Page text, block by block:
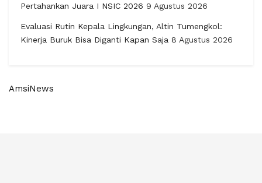
Pertahankan Juara I NSIC 2026 9 Agustus 2026
Evaluasi Rutin Kepala Lingkungan, Altin Tumengkol:
Kinerja Buruk Bisa Diganti Kapan Saja 8 Agustus 2026
AmsiNews